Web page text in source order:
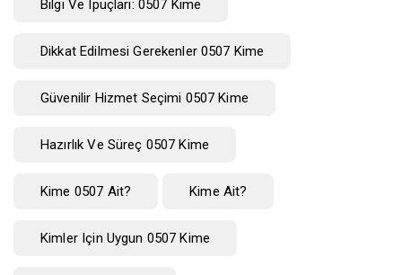
Bilgi Ve Ipuçları: 0507 Kime
Dikkat Edilmesi Gerekenler 0507 Kime
Güvenilir Hizmet Seçimi 0507 Kime
Hazırlık Ve Süreç 0507 Kime
Kime 0507 Ait? Kime Ait?
Kimler Için Uygun 0507 Kime